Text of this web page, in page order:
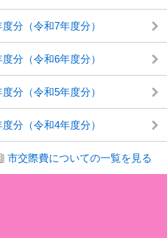
分（令和7年度分）
分（令和6年度分）
分（令和5年度分）
分（令和4年度分）
市交際費についての一覧を見る